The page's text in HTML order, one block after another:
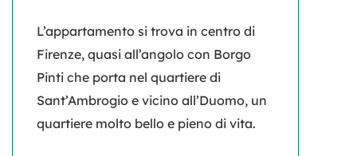
L’appartamento si trova in centro di
Firenze, quasi all’angolo con Borgo
Pinti che porta nel quartiere di
Sant’Ambrogio e vicino all’Duomo, un
quartiere molto bello e pieno di vita.